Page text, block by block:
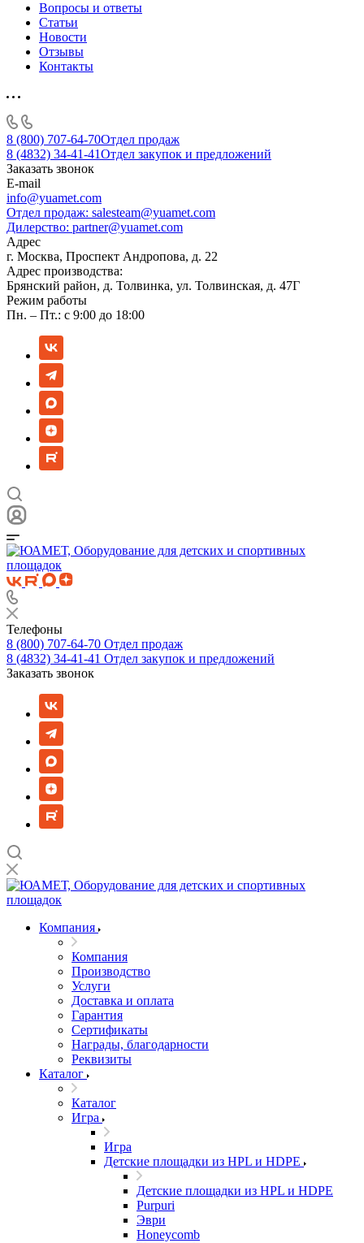
Вопросы и ответы
Статьи
Новости
Отзывы
Контакты
8 (800) 707-64-70Отдел продаж
8 (4832) 34-41-41Отдел закупок и предложений
Заказать звонок
E-mail
info@yuamet.com
Отдел продаж: salesteam@yuamet.com
Дилерство: partner@yuamet.com
Адрес
г. Москва, Проспект Андропова, д. 22
Адрес производства:
Брянский район, д. Толвинка, ул. Толвинская, д. 47Г
Режим работы
Пн. – Пт.: с 9:00 до 18:00
Телефоны
8 (800) 707-64-70 Отдел продаж
8 (4832) 34-41-41 Отдел закупок и предложений
Заказать звонок
Компания
Компания
Производство
Услуги
Доставка и оплата
Гарантия
Сертификаты
Награды, благодарности
Реквизиты
Каталог
Каталог
Игра
Игра
Детские площадки из HPL и HDPE
Детские площадки из HPL и HDPE
Purpuri
Эври
Honeycomb